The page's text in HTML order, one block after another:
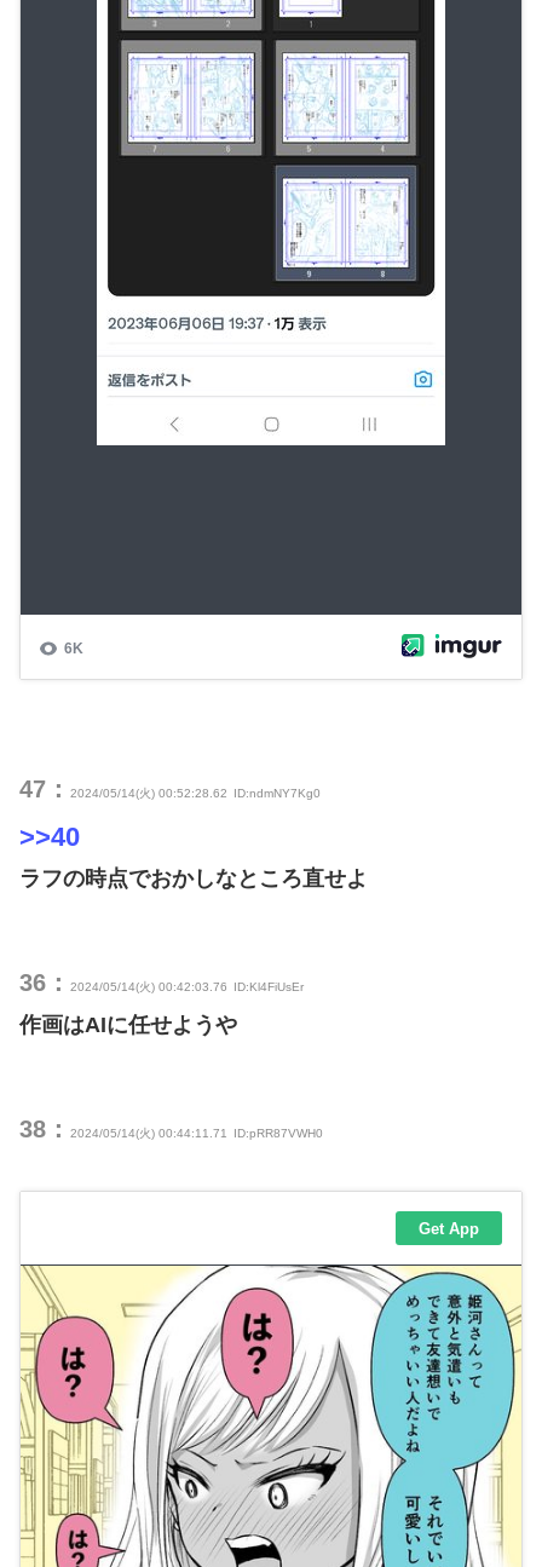
47： 2024/05/14(火) 00:52:28.62 ID:ndmNY7Kg0
>>40
ラフの時点でおかしなところ直せよ
36： 2024/05/14(火) 00:42:03.76 ID:Kl4FiUsEr
作画はAIに任せようや
38： 2024/05/14(火) 00:44:11.71 ID:pRR87VWH0